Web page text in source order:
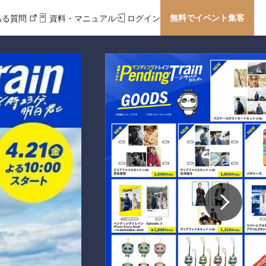
質問 資料・マニュアル ログイン 無料でイベント集客